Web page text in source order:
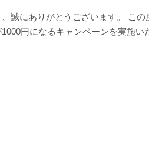
誠にありがとうございます。 こ
円になるキャンペーンを実施